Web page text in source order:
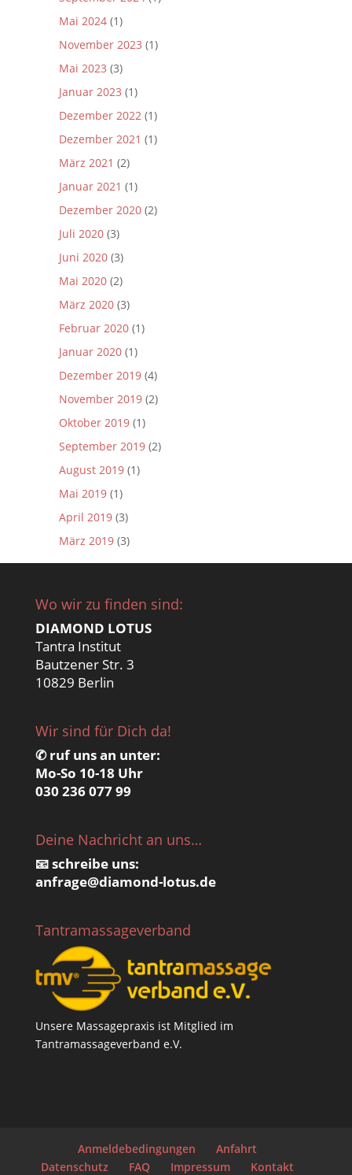
Mai 2024(1)
November 2023 (1)
Mai 2023 (3)
Januar 2023 (1)
Dezember 2022 (1)
Dezember 2021 (1)
März 2021 (2)
Januar 2021 (1)
Dezember 2020(2)
Juli 2020(3)
Juni 2020(3)
Mai 2020(2)
März 2020(3)
Februar 2020(1)
Januar 2020(1)
Dezember 2019(4)
November 2019(2)
Oktober 2019(1)
September 2019(2)
August 2019(1)
Mai 2019(1)
April 2019(3)
März 2019(3)
Wo wir zu finden sind:
DIAMOND LOTUS
Tantra Institut
Bautzener Str. 3
10829 Berlin
Wir sind für Dich da!
✆ ruf uns an unter:
Mo-So 10-18 Uhr
030 236 077 99
Deine Nachricht an uns…
📧 schreibe uns:
anfrage@diamond-lotus.de
Tantramassageverband
Unsere Massagepraxis ist Mitglied im
Tantramassageverband e.V.
Anmeldebedingungen
Anfahrt
Datenschutz
FAQ Impressum Kontakt